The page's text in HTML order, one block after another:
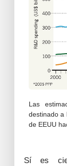
Las
destinado a
de EEUU
Sí es